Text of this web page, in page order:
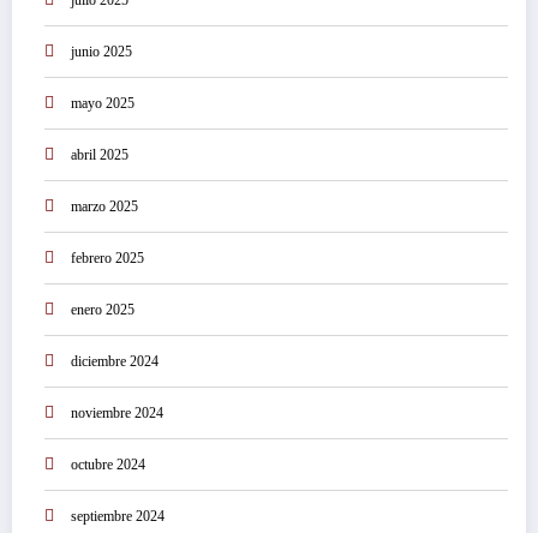
junio 2025
mayo 2025
abril 2025
marzo 2025
febrero 2025
enero 2025
diciembre 2024
noviembre 2024
octubre 2024
septiembre 2024